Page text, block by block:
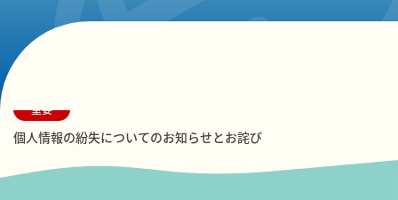
重要
個人情報の紛失についてのお知らせとお詫び